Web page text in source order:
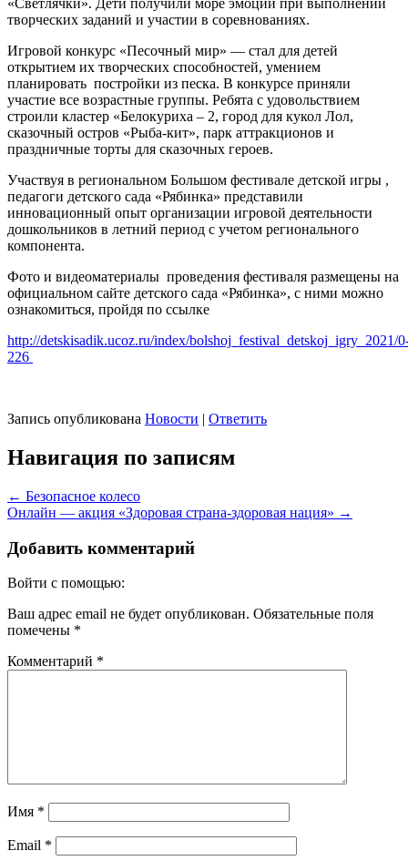
«Светлячки». Дети получили море эмоций при выполнении
творческих заданий и участии в соревнованиях.
Игровой конкурс «Песочный мир» — стал для детей
открытием их творческих способностей, умением
планировать постройки из песка. В конкурсе приняли
участие все возрастные группы. Ребята с удовольствием
строили кластер «Белокуриха – 2, город для кукол Лол,
сказочный остров «Рыба-кит», парк аттракционов и
праздничные торты для сказочных героев.
Участвуя в региональном Большом фестивале детской игры ,
педагоги детского сада «Рябинка» представили
инновационный опыт организации игровой деятельности
дошкольников в летний период с учетом регионального
компонента.
Фото и видеоматериалы проведения фестиваля размещены на
официальном сайте детского сада «Рябинка», с ними можно
ознакомиться, пройдя по ссылке
http://detskisadik.ucoz.ru/index/bolshoj_festival_detskoj_igry_2021/
226
Запись опубликована Новости | Ответить
Навигация по записям
← Безопасное колесо
Онлайн — акция «Здоровая страна-здоровая нация» →
Добавить комментарий
Войти с помощью:
Ваш адрес email не будет опубликован. Обязательные поля
помечены *
Комментарий *
Имя *
Email *